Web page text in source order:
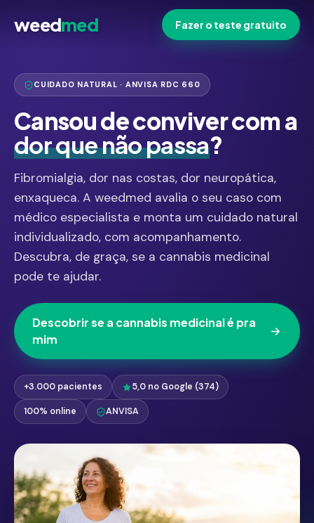
weedmed Fazer o teste gratuito
CUIDADO NATURAL · ANVISA RDC 660
Cansou de conviver com a
dor que não passa?
Fibromialgia, dor nas costas, dor neuropática,
enxaqueca. A weedmed avalia o seu caso com
médico especialista e monta um cuidado natural
individualizado, com acompanhamento.
Descubra, de graça, se a cannabis medicinal
pode te ajudar.
Descobrir se a cannabis medicinal é pra
mim
+3.000 pacientes 5,0 no Google (374)
100% online ANVISA